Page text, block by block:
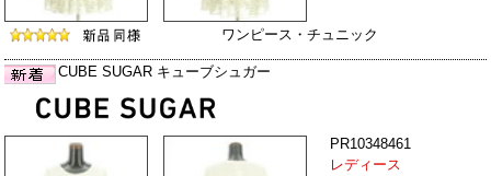
ワンピース・チュニック
CUBE SUGAR キューブシュガー
PR10348461
レディース